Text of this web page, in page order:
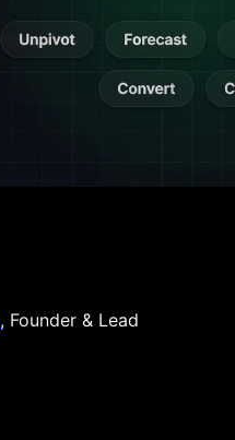
, Founder & Lead